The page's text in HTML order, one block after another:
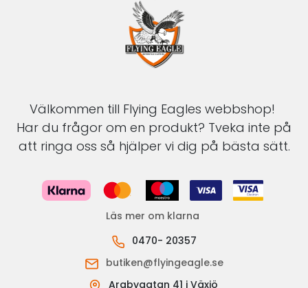
Välkommen till Flying Eagles webbshop!
Har du frågor om en produkt? Tveka inte på
att ringa oss så hjälper vi dig på bästa sätt.
Läs mer om klarna
0470- 20357
butiken@flyingeagle.se
Arabygatan 41 i Växjö